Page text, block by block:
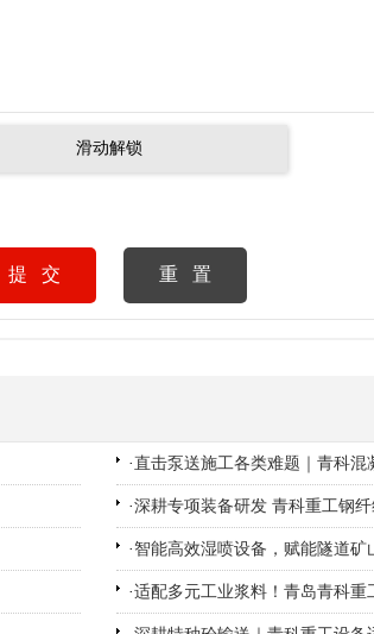
滑动解锁
·直击泵送施工各类难题｜青科
·深耕专项装备研发 青科重工钢
· 智能高效湿喷设备，赋能隧道矿
·适配多元工业浆料！青岛青科